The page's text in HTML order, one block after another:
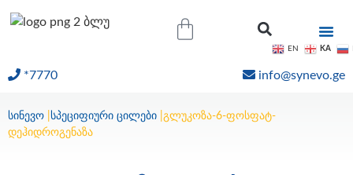
*7770 info@synevo.ge
სინევო სპეციფიური ცილები გლუკოზა-6-ფოსფატ-
დეჰიდროგენაზა
EN KA